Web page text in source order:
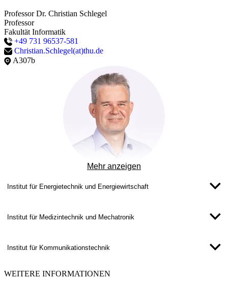
Algorithmen oder Programmierung im Detail zu kennen.
Weitere Informationen zum Projekt
Professor Dr. Christian Schlegel
Professor
Fakultät Informatik
+49 731 96537-581
Christian.Schlegel(at)thu.de
A307b
Professor Dr. Reinhold von Schwerin
Fakultät Informatik
Q265
Mehr anzeigen
Institut für Energietechnik und Energiewirtschaft
Institut für Medizintechnik und Mechatronik
Institut für Kommunikationstechnik
WEITERE INFORMATIONEN